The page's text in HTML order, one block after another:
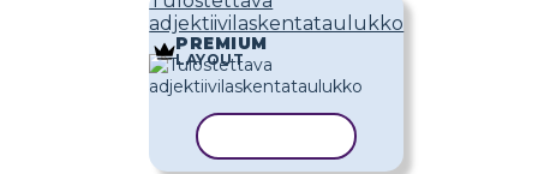
adjektiivilaskentataulukko
PREMIUM
LAYOUT